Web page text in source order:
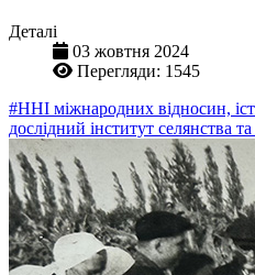
Деталі
03 жовтня 2024
Перегляди: 1545
#ННІ міжнародних відносин,
дослідний інститут селянства